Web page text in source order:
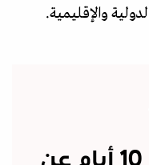
والإقليمية.